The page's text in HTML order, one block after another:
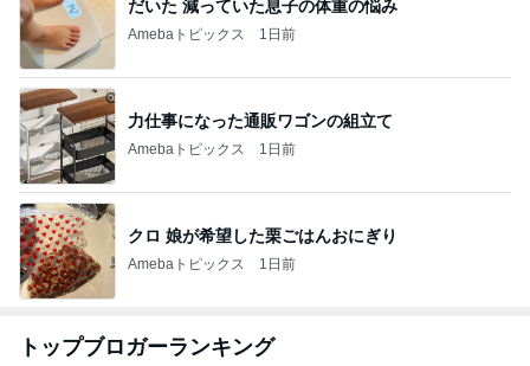
だいた 減っていた息子の体重の悩み
Amebaトピックス 1日前
力仕事になった通販ワゴンの組立て
Amebaトピックス 1日前
クロ 娘が希望した栗ごはんおにぎり
Amebaトピックス 1日前
トップブロガーランキング